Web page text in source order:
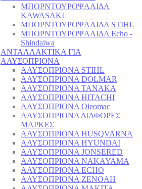
ΜΠΟΡΝΤΟΥΡΟΨΑΛΙΔΑ
KAWASAKI
ΜΠΟΡΝΤΟΥΡΟΨΑΛΙΔΑ STIHL
ΜΠΟΡΝΤΟΥΡΟΨΑΛΙΔΑ Echo -
Shindaiwa
ΑΝΤΑΛΛΑΚΤΙΚΑ ΓΙΑ
ΑΛΥΣΟΠΡΙΟΝΑ
ΑΛΥΣΟΠΡΙΟΝΑ STIHL
ΑΛΥΣΟΠΡΙΟΝΑ DOLMAR
ΑΛΥΣΟΠΡΙΟΝΑ TANAKA
ΑΛΥΣΟΠΡΙΟΝΑ HITACHI
ΑΛΥΣΟΠΡΙΟΝΑ Oleomac
ΑΛΥΣΟΠΡΙΟΝΑ ΔΙΑΦΟΡΕΣ
ΜΑΡΚΕΣ
ΑΛΥΣΟΠΡΙΟΝΑ HUSQVARNA
ΑΛΥΣΟΠΡΙΟΝΑ HYUNDAI
ΑΛΥΣΟΠΡΙΟΝΑ JONSERED
ΑΛΥΣΟΠΡΙΟΝΑ NAKAYAMA
ΑΛΥΣΟΠΡΙΟΝΑ ECHO
ΑΛΥΣΟΠΡΙΟΝΑ ZENOAH